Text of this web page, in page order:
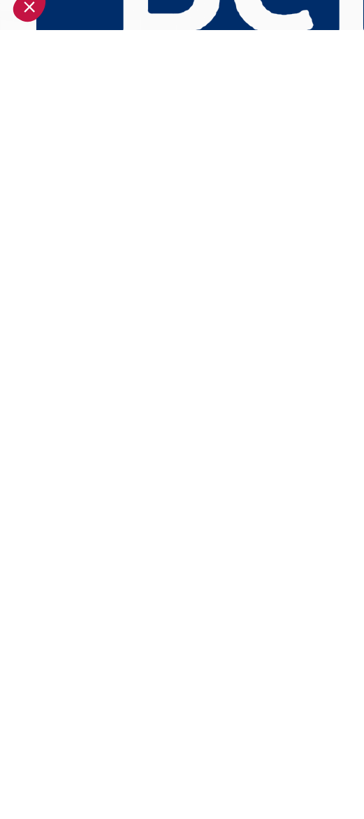
Notre plateforme vous permet d'adapter et de gérer vos paramètres